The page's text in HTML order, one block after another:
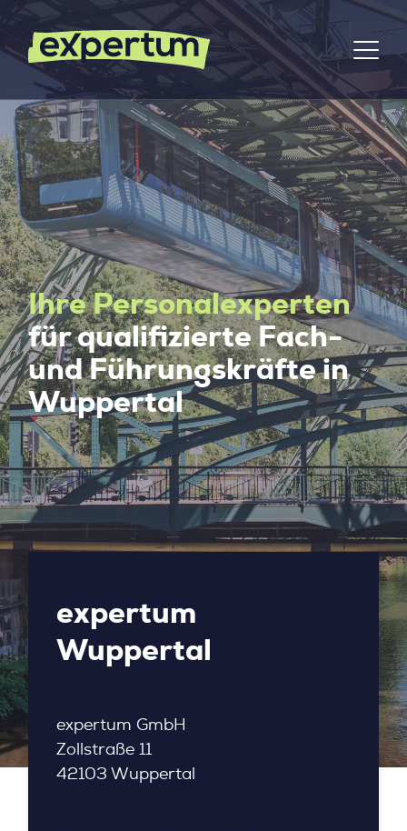
Ihre Personalexperten
für qualifizierte Fach-
und Führungskräfte in
Wuppertal
expertum
Wuppertal
expertum GmbH
Zollstraße 11
42103 Wuppertal